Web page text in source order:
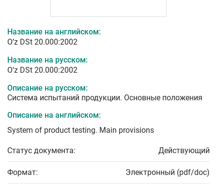
Название на английском:
O’z DSt 20.000:2002
Название на русском:
O’z DSt 20.000:2002
Описание на русском:
Система испытаний продукции. Основные положения
Описание на английском:
System of product testing. Main provisions
Статус документа: Действующий
Формат: Электронный (pdf/doc)